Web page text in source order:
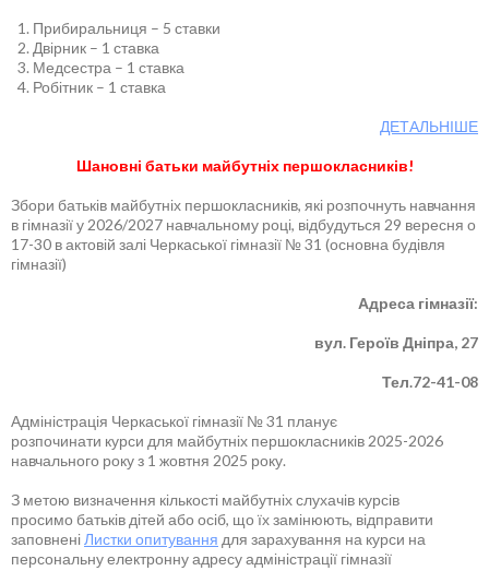
Прибиральниця – 5 ставки
Двірник – 1 ставка
Медсестра – 1 ставка
Робітник – 1 ставка
ДЕТАЛЬНІШЕ
Шановні батьки майбутніх першокласників!
Збори батьків майбутніх першокласників, які розпочнуть навчання
в гімназії у 2026/2027 навчальному році, відбудуться 29 вересня о
17-30 в актовій залі Черкаської гімназії № 31 (основна будівля
гімназії)
Адреса гімназії:
вул. Героїв Дніпра, 27
Тел.72-41-08
Адміністрація Черкаської гімназії № 31 планує
розпочинати курси для майбутніх першокласників 2025-2026
навчального року з 1 жовтня 2025 року.
З метою визначення кількості майбутніх слухачів курсів
просимо батьків дітей або осіб, що їх замінюють, відправити
заповнені Листки опитування для зарахування на курси на
персональну електронну адресу адміністрації гімназії